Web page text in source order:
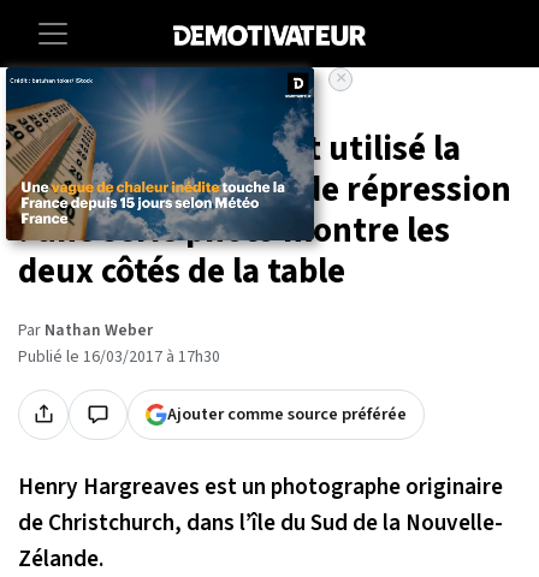
Accueil Culture
Ces régimes qui ont utilisé la
faim comme arme de répression
: une série photo montre les
deux côtés de la table
Par Nathan Weber
Publié le 16/03/2017 à 17h30
Ajouter comme source préférée
Henry Hargreaves est un photographe originaire
de Christchurch, dans l’île du Sud de la Nouvelle-
Zélande.
×